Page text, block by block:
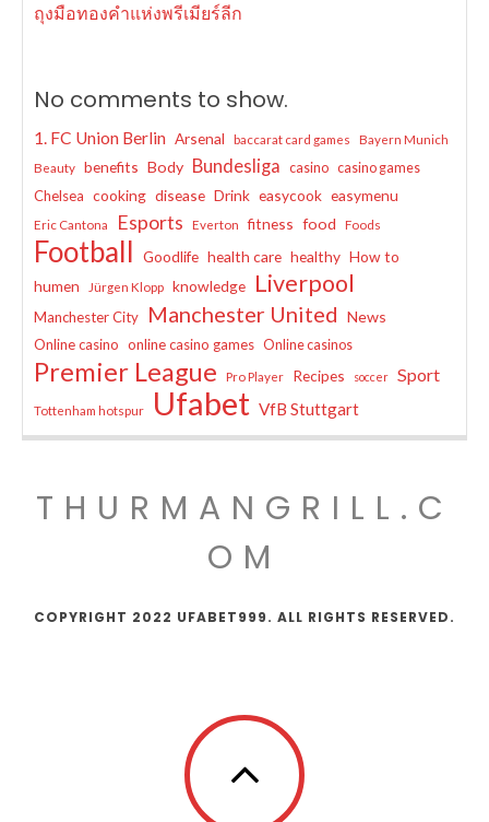
ถุงมือทองคำแห่งพรีเมียร์ลีก
No comments to show.
1. FC Union Berlin Arsenal baccarat card games
Bayern Munich
Beauty
benefits Body Bundesliga casino casino games
Chelsea cooking disease Drink easycook easymenu
Eric Cantona Esports Everton fitness food Foods
Football Goodlife health care healthy How to
humen
Jürgen Klopp knowledge Liverpool
Manchester City Manchester United News
Online casino online casino games Online casinos
Premier League Pro Player Recipes soccer Sport
Tottenham hotspur Ufabet VfB Stuttgart
THURMANGRILL.C
OM
COPYRIGHT 2022 UFABET999. ALL RIGHTS RESERVED.